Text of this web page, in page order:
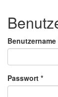
Benutzername
Passwort *